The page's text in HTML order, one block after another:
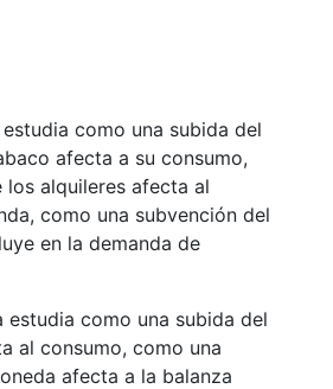
como una subida del
afecta a su consumo,
alquileres afecta al
como una subvención del
en la demanda de
estudia como una subida del
al consumo, como una
afecta a la balanza